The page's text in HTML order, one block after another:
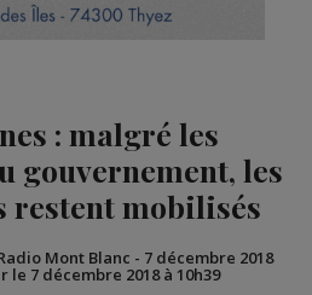
: malgré les
gouvernement, les
restent mobilisés
Mont Blanc - 7 décembre 2018
le 7 décembre 2018 à 10h39